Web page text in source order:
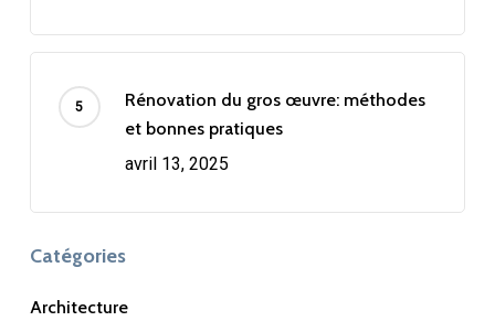
Rénovation du gros œuvre: méthodes
et bonnes pratiques
avril 13, 2025
Catégories
Architecture